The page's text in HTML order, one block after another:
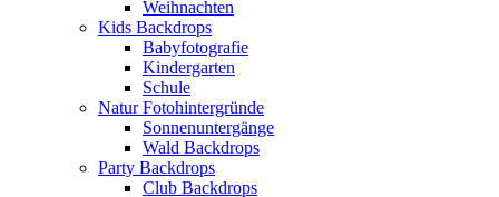
Weihnachten
Kids Backdrops
Babyfotografie
Kindergarten
Schule
Natur Fotohintergründe
Sonnenuntergänge
Wald Backdrops
Party Backdrops
Club Backdrops